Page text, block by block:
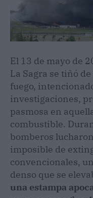
El 13 de mayo de
La Sagra se tiñó
fuego,
investigaciones,
pasmosa en
combustible.
bomberos
imposible de
convencionales,
denso que se
una estampa